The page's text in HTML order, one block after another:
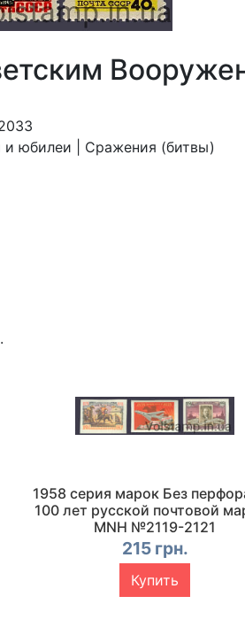
юбилеи | Сражения (битвы)
1958 серия марок Без
100 лет русской почтовой
MNH №2119-2121
215 грн.
Купить